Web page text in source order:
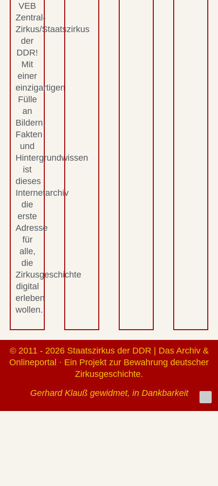
VEB
Zentral-
Zirkus/Staatszirkus
der
DDR!
Mit
einer
einzigartigen
Fülle
an
Bildern,
Fakten
und
Hintergrundwissen
ist
dieses
Internetarchiv
die
erste
Adresse
für
alle,
die
Zirkusgeschichte
digital
erleben
wollen.
© 2011 - 2026 Staatszirkus der DDR | Das Archiv &
Onlineportal · Ein Projekt zur Bewahrung deutscher
Zirkusgeschichte.
Gerhard Klauß gewidmet, in Dankbarkeit